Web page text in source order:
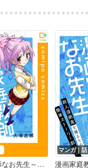
漫画家庭教師なお先生～新人漫画賞を獲るための簡単ストーリー創作法～【合本版】
マンガ｜話